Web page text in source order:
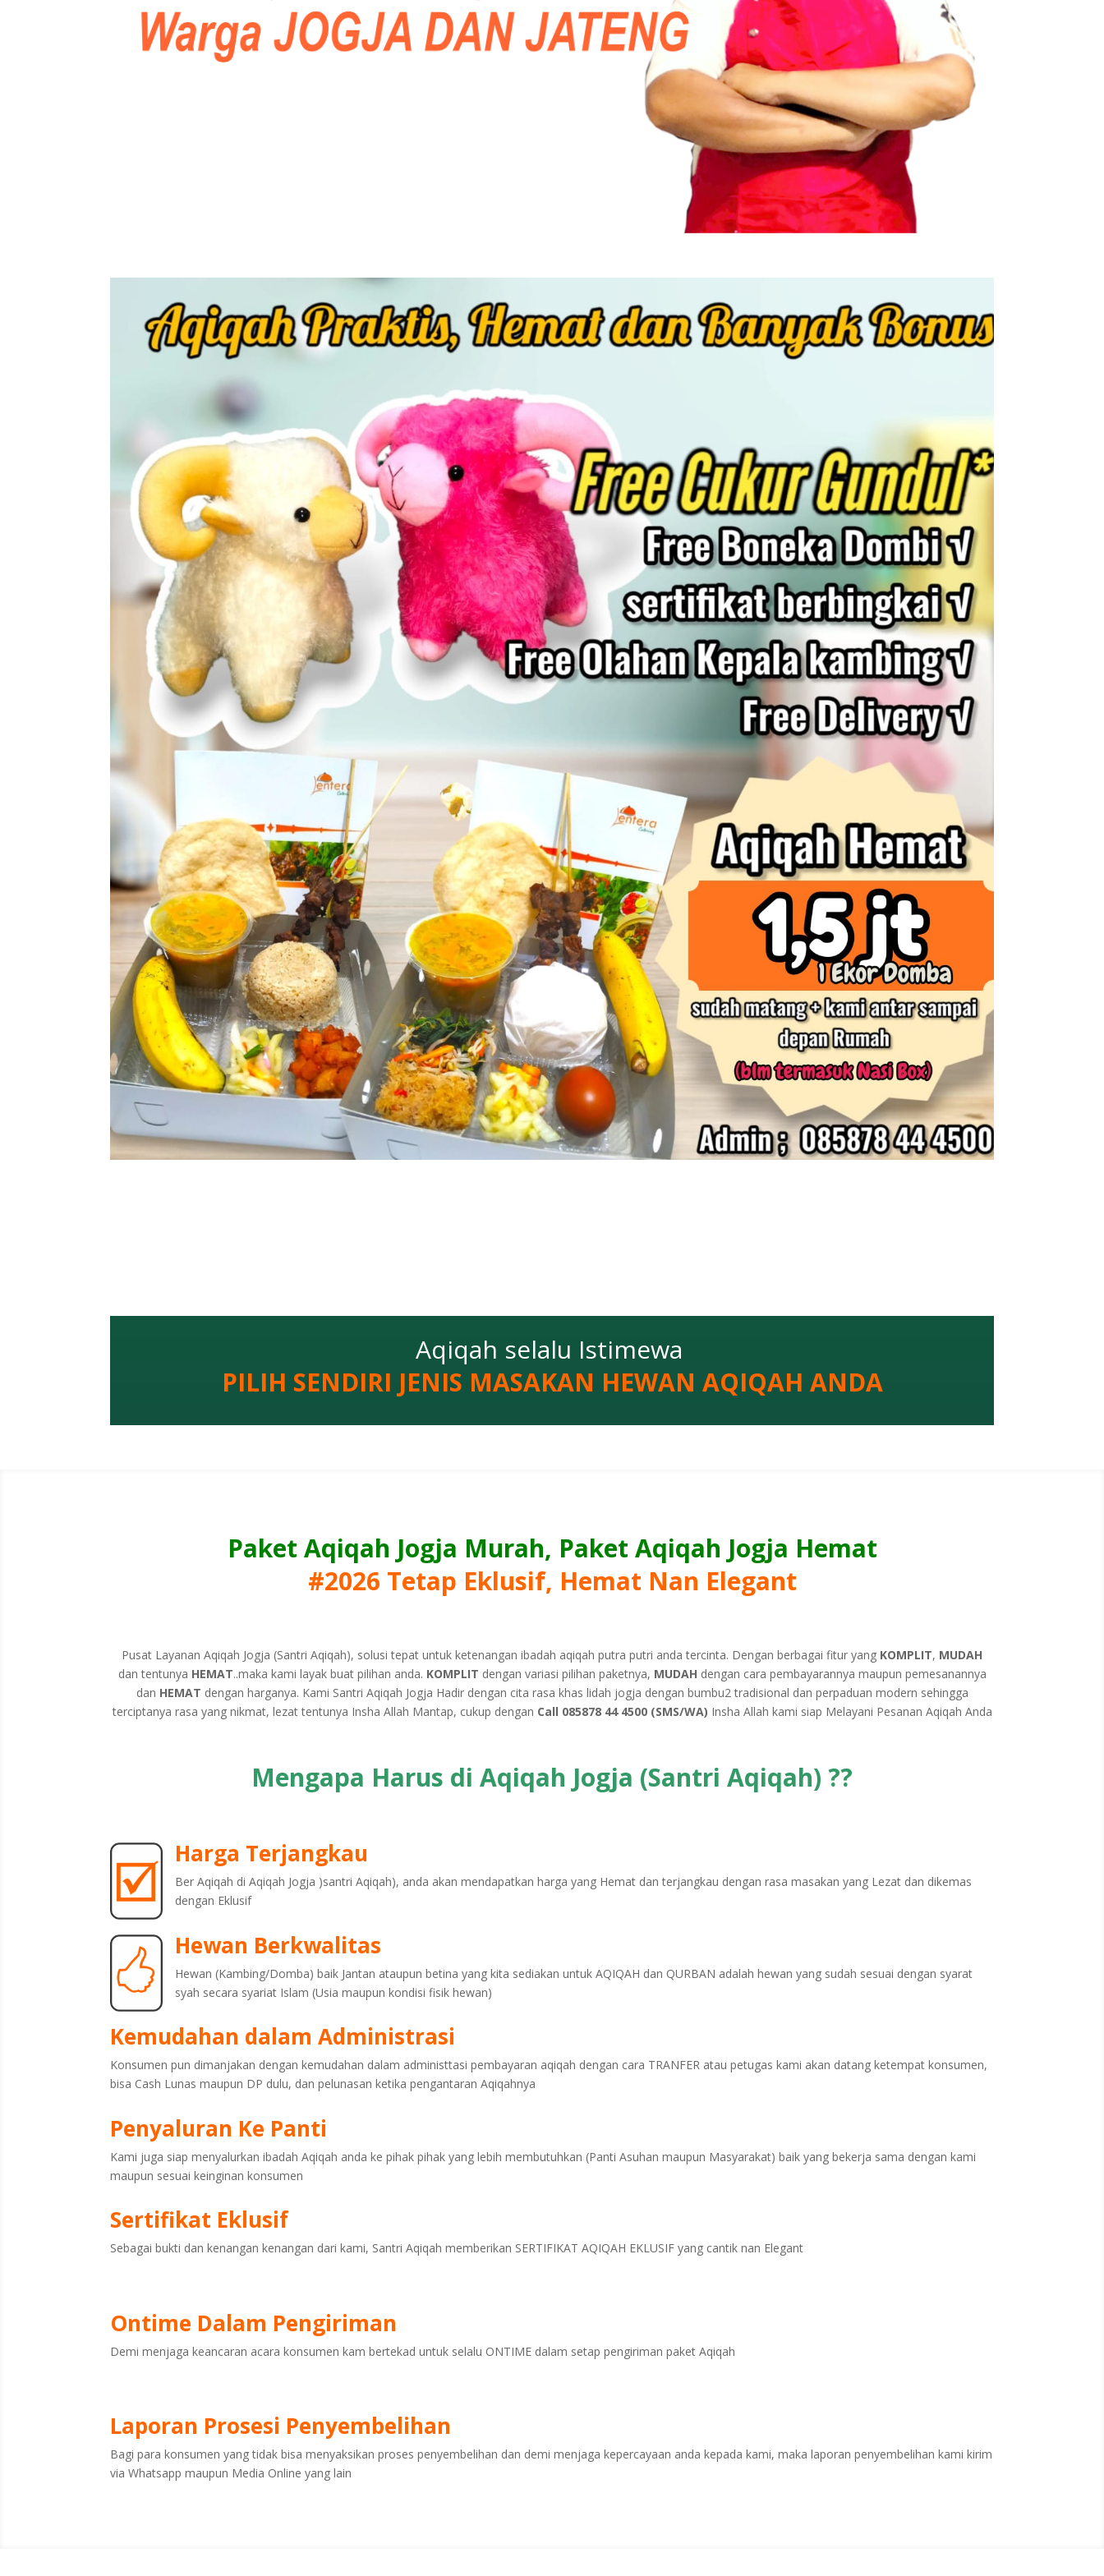
Aqiqah selalu Istimewa
PILIH SENDIRI JENIS MASAKAN HEWAN AQIQAH ANDA
Paket Aqiqah Jogja Murah, Paket Aqiqah Jogja Hemat
#2026 Tetap Eklusif, Hemat Nan Elegant
Pusat Layanan Aqiqah Jogja (Santri Aqiqah), solusi tepat untuk ketenangan ibadah aqiqah putra putri anda tercinta. Dengan berbagai fitur yang KOMPLIT, MUDAH
dan tentunya HEMAT..maka kami layak buat pilihan anda. KOMPLIT dengan variasi pilihan paketnya, MUDAH dengan cara pembayarannya maupun pemesanannya
dan HEMAT dengan harganya. Kami Santri Aqiqah Jogja Hadir dengan cita rasa khas lidah jogja dengan bumbu2 tradisional dan perpaduan modern sehingga
terciptanya rasa yang nikmat, lezat tentunya Insha Allah Mantap, cukup dengan Call 085878 44 4500 (SMS/WA) Insha Allah kami siap Melayani Pesanan Aqiqah Anda
Mengapa Harus di Aqiqah Jogja (Santri Aqiqah) ??
Harga Terjangkau
Ber Aqiqah di Aqiqah Jogja )santri Aqiqah), anda akan mendapatkan harga yang Hemat dan terjangkau dengan rasa masakan yang Lezat dan dikemas
dengan Eklusif
Hewan Berkwalitas
Hewan (Kambing/Domba) baik Jantan ataupun betina yang kita sediakan untuk AQIQAH dan QURBAN adalah hewan yang sudah sesuai dengan syarat
syah secara syariat Islam (Usia maupun kondisi fisik hewan)
Kemudahan dalam Administrasi
Konsumen pun dimanjakan dengan kemudahan dalam administtasi pembayaran aqiqah dengan cara TRANFER atau petugas kami akan datang ketempat konsumen,
bisa Cash Lunas maupun DP dulu, dan pelunasan ketika pengantaran Aqiqahnya
Penyaluran Ke Panti
Kami juga siap menyalurkan ibadah Aqiqah anda ke pihak pihak yang lebih membutuhkan (Panti Asuhan maupun Masyarakat) baik yang bekerja sama dengan kami
maupun sesuai keinginan konsumen
Sertifikat Eklusif
Sebagai bukti dan kenangan kenangan dari kami, Santri Aqiqah memberikan SERTIFIKAT AQIQAH EKLUSIF yang cantik nan Elegant
Ontime Dalam Pengiriman
Demi menjaga keancaran acara konsumen kam bertekad untuk selalu ONTIME dalam setap pengiriman paket Aqiqah
Laporan Prosesi Penyembelihan
Bagi para konsumen yang tidak bisa menyaksikan proses penyembelihan dan demi menjaga kepercayaan anda kepada kami, maka laporan penyembelihan kami kirim
via Whatsapp maupun Media Online yang lain